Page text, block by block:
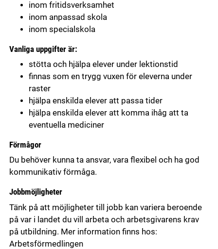
inom fritidsverksamhet
inom anpassad skola
inom specialskola
Vanliga uppgifter är:
stötta och hjälpa elever under lektionstid
finnas som en trygg vuxen för eleverna under
raster
hjälpa enskilda elever att passa tider
hjälpa enskilda elever att komma ihåg att ta
eventuella mediciner
Förmågor
Du behöver kunna ta ansvar, vara flexibel och ha god
kommunikativ förmåga.
Jobbmöjligheter
Tänk på att möjligheter till jobb kan variera beroende
på var i landet du vill arbeta och arbetsgivarens krav
på utbildning. Mer information finns hos:
Arbetsförmedlingen